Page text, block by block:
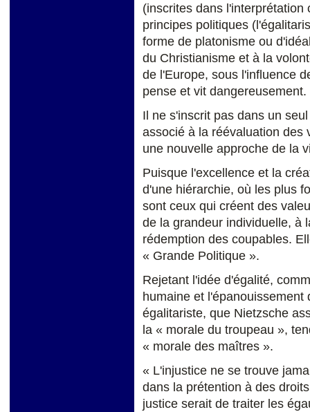
(inscrites dans
principes politiques
forme de platonisme ou
du Christianisme et à la
de l'Europe, sous l'influence
pense et vit dangereusement.
Il ne s'inscrit pas dans un
associé à la réévaluation des
une nouvelle approche de la
Puisque l'excellence et la
d'une hiérarchie, où les plus
sont ceux qui créent des
de la grandeur individuelle, à
rédemption des coupables.
« Grande Politique ».
Rejetant l'idée d'égalité,
humaine et
égalitariste, que Nietzsche
la « morale du troupeau »,
« morale des maîtres ».
« L'injustice ne se trouve
dans la prétention à des
justice serait de traiter les